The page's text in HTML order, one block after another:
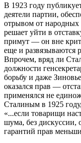
В 1923 году
деятели партии,
отрывом от
решает уйти в
примут — он вне
еще и развязываются
Впрочем, вряд ли
должности
борьбу и даже
оказался прав —
применялся не
Сталиным в 1925
«...если товарищи
шума, без дискуссии,
гарантий прав